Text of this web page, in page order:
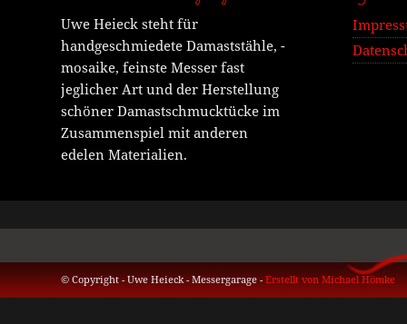
Uwe Heieck steht für
handgeschmiedete Damaststähle, -
mosaike, feinste Messer fast
jeglicher Art und der Herstellung
schöner Damastschmucktücke im
Zusammenspiel mit anderen
edelen Materialien.
© Copyright - Uwe Heieck - Messergarage -Erstellt von Michael Hömke